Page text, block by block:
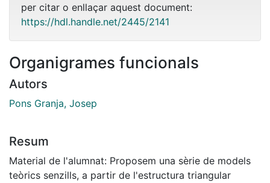
per citar o enllaçar aquest document:
https://hdl.handle.net/2445/2141
Organigrames funcionals
Autors
Pons Granja, Josep
Resum
Material de l'alumnat: Proposem una sèrie de models
teòrics senzills, a partir de l'estructura triangular